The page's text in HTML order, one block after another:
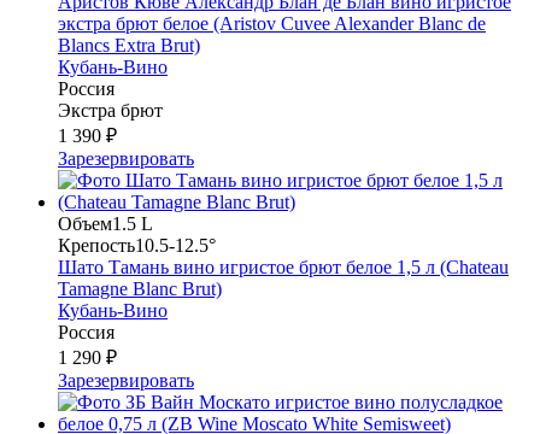
экстра брют белое (Aristov Cuvee Alexander Blanc de
Blancs Extra Brut)
Кубань-Вино
Россия
Экстра брют
1 390 ₽
Зарезервировать
Объем1.5 L
Крепость10.5-12.5°
Шато Тамань вино игристое брют белое 1,5 л (Chateau
Tamagne Blanc Brut)
Кубань-Вино
Россия
1 290 ₽
Зарезервировать